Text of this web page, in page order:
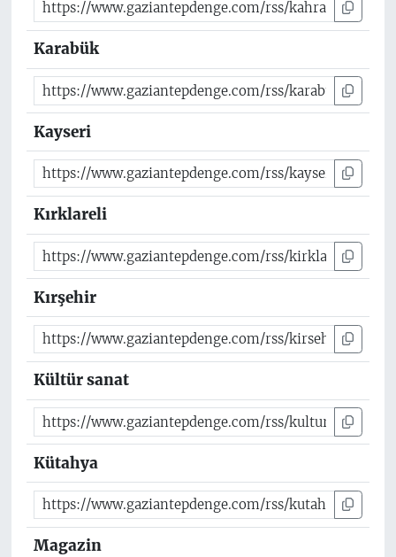
Karabük
Kayseri
Kırklareli
Kırşehir
Kültür sanat
Kütahya
Magazin